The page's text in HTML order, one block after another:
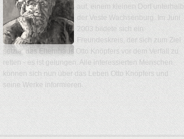
auf, einem kleinen Dorf unterhalb
der Veste Wachsenburg. Im Juni
2003 bildete sich ein
Freundeskreis, der sich zum Ziel
setzte, das Elternhaus Otto Knöpfers vor dem Verfall zu
retten - es ist gelungen. Alle interessierten Menschen
können sich nun über das Leben Otto Knöpfers und
seine Werke informieren.